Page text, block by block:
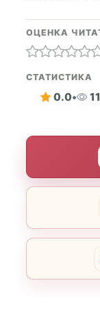
ОЦЕНКА
СТАТИСТИКА
0.0•